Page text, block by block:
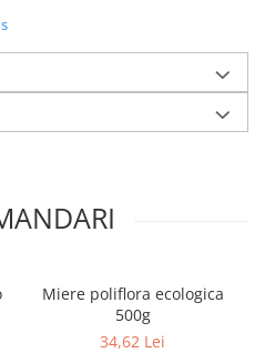
Miere poliflora ecologica
500g
34,62 Lei